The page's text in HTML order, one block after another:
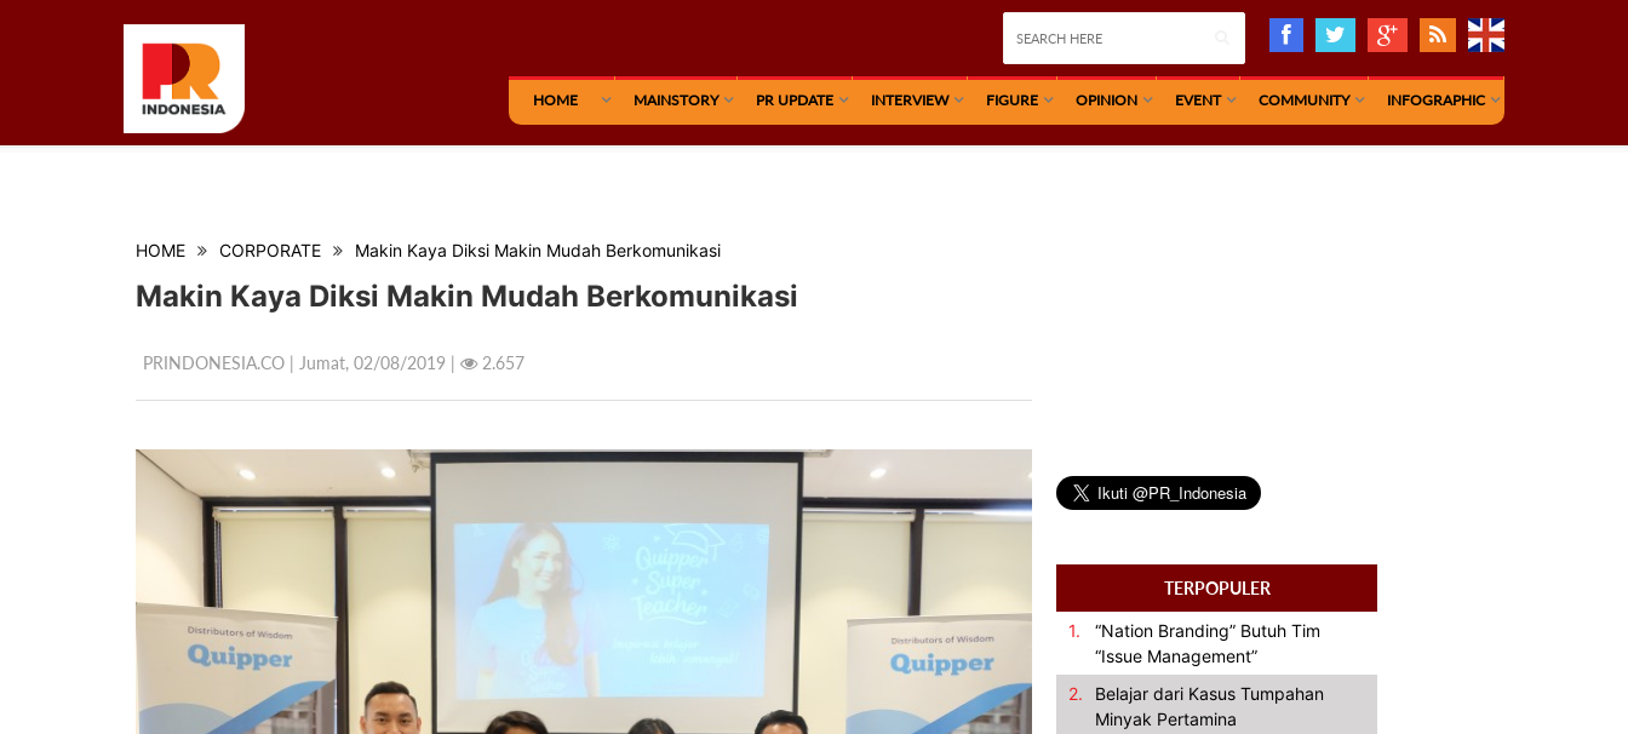
HOME MAINSTORY PR UPDATE INTERVIEW FIGURE OPINION EVENT COMMUNITY INFOGRAPHIC
HOME CORPORATE Makin Kaya Diksi Makin Mudah Berkomunikasi
Makin Kaya Diksi Makin Mudah Berkomunikasi
PRINDONESIA.CO | Jumat, 02/08/2019 | 2.657
TERPOPULER
1.
“Nation Branding” Butuh Tim
“Issue Management”
2.
Belajar dari Kasus Tumpahan
Minyak Pertamina